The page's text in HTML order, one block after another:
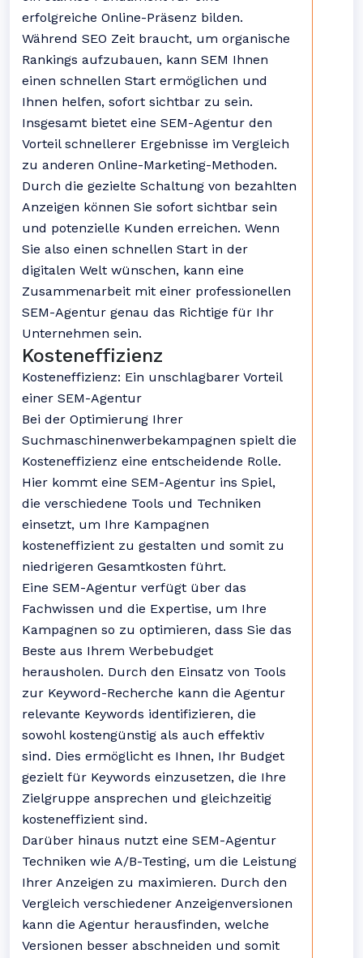
erfolgreiche Online-Präsenz bilden.
Während SEO Zeit braucht, um organische
Rankings aufzubauen, kann SEM Ihnen
einen schnellen Start ermöglichen und
Ihnen helfen, sofort sichtbar zu sein.
Insgesamt bietet eine SEM-Agentur den
Vorteil schnellerer Ergebnisse im Vergleich
zu anderen Online-Marketing-Methoden.
Durch die gezielte Schaltung von bezahlten
Anzeigen können Sie sofort sichtbar sein
und potenzielle Kunden erreichen. Wenn
Sie also einen schnellen Start in der
digitalen Welt wünschen, kann eine
Zusammenarbeit mit einer professionellen
SEM-Agentur genau das Richtige für Ihr
Unternehmen sein.
Kosteneffizienz
Kosteneffizienz: Ein unschlagbarer Vorteil
einer SEM-Agentur
Bei der Optimierung Ihrer
Suchmaschinenwerbekampagnen spielt die
Kosteneffizienz eine entscheidende Rolle.
Hier kommt eine SEM-Agentur ins Spiel,
die verschiedene Tools und Techniken
einsetzt, um Ihre Kampagnen
kosteneffizient zu gestalten und somit zu
niedrigeren Gesamtkosten führt.
Eine SEM-Agentur verfügt über das
Fachwissen und die Expertise, um Ihre
Kampagnen so zu optimieren, dass Sie das
Beste aus Ihrem Werbebudget
herausholen. Durch den Einsatz von Tools
zur Keyword-Recherche kann die Agentur
relevante Keywords identifizieren, die
sowohl kostengünstig als auch effektiv
sind. Dies ermöglicht es Ihnen, Ihr Budget
gezielt für Keywords einzusetzen, die Ihre
Zielgruppe ansprechen und gleichzeitig
kosteneffizient sind.
Darüber hinaus nutzt eine SEM-Agentur
Techniken wie A/B-Testing, um die Leistung
Ihrer Anzeigen zu maximieren. Durch den
Vergleich verschiedener Anzeigenversionen
kann die Agentur herausfinden, welche
Versionen besser abschneiden und somit